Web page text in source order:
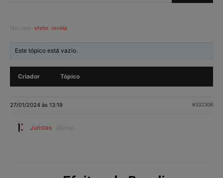
Marcado: efeito revelia
Este tópico está vazio.
Criador Tópico
27/01/2024 às 13:19 #332306
Juristas Mestre